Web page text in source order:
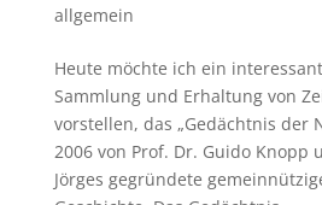
allgemein
Heute möchte ich ein
Sammlung und Erhaltung von
vorstellen, das „Gedächtnis der
2006 von Prof. Dr. Guido Knopp
Jörges gegründete